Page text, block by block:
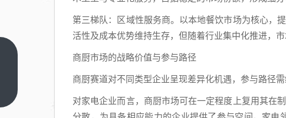
第三梯队：区域性服务商。以本地餐饮市场为核心，
活性及成本优势维持生存，但随着行业集中化推进，
商厨市场的战略价值与参与路径
商厨赛道对不同类型企业呈现差异化机遇，参与路径需
对家电企业而言，商厨市场可在一定程度上复用其在